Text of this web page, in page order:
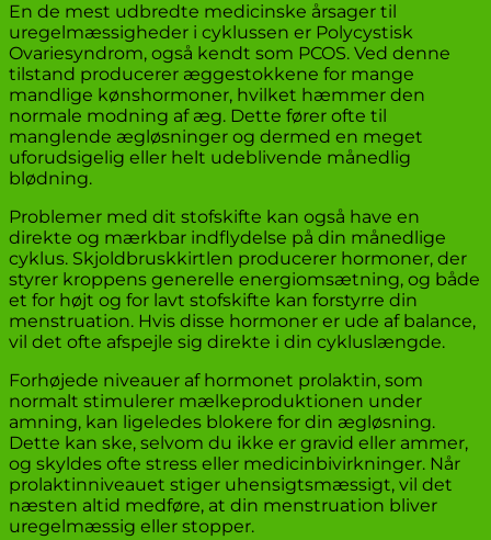
En de mest udbredte medicinske årsager til
uregelmæssigheder i cyklussen er Polycystisk
Ovariesyndrom, også kendt som PCOS. Ved denne
tilstand producerer æggestokkene for mange
mandlige kønshormoner, hvilket hæmmer den
normale modning af æg. Dette fører ofte til
manglende ægløsninger og dermed en meget
uforudsigelig eller helt udeblivende månedlig
blødning.
Problemer med dit stofskifte kan også have en
direkte og mærkbar indflydelse på din månedlige
cyklus. Skjoldbruskkirtlen producerer hormoner, der
styrer kroppens generelle energiomsætning, og både
et for højt og for lavt stofskifte kan forstyrre din
menstruation. Hvis disse hormoner er ude af balance,
vil det ofte afspejle sig direkte i din cykluslængde.
Forhøjede niveauer af hormonet prolaktin, som
normalt stimulerer mælkeproduktionen under
amning, kan ligeledes blokere for din ægløsning.
Dette kan ske, selvom du ikke er gravid eller ammer,
og skyldes ofte stress eller medicinbivirkninger. Når
prolaktinniveauet stiger uhensigtsmæssigt, vil det
næsten altid medføre, at din menstruation bliver
uregelmæssig eller stopper.